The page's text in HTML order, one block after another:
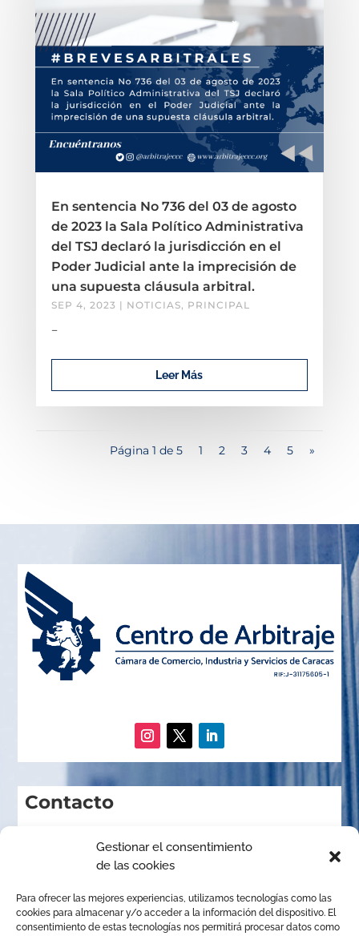
Gestionar el consentimiento
de las cookies
Para ofrecer las mejores experiencias, utilizamos tecnologías como las
cookies para almacenar y/o acceder a la información del dispositivo. El
consentimiento de estas tecnologías nos permitirá procesar datos como
En sentencia No 736 del 03 de agosto
de 2023 la Sala Político Administrativa
del TSJ declaró la jurisdicción en el
Poder Judicial ante la imprecisión de
una supuesta cláusula arbitral.
SEP 4, 2023 | NOTICIAS, PRINCIPAL
–
Leer Más
Página 1 de 5 1 2 3 4 5 »
Contacto
Calle Andrés Eloy Blanco, Edificio Cámara de
Comercio, Piso 5, Los Caobos, Caracas, Venezuela.